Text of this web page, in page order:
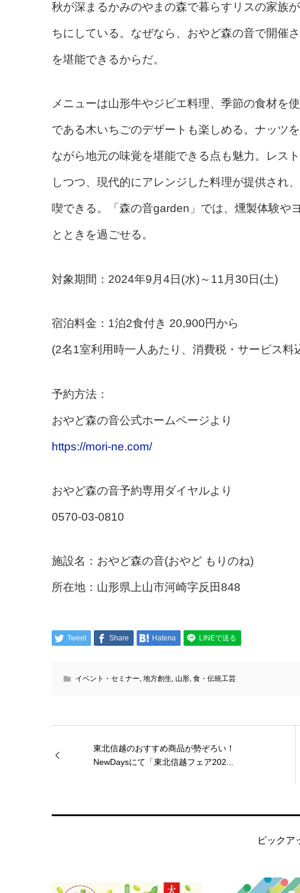
秋が深まるかみのやまの森で暮らすリスの家族
ちにしている。なぜなら、おやど森の音で開催
を堪能できるからだ。
メニューは山形牛やジビエ料理、季節の食材を
である木いちごのデザートも楽しめる。ナッツ
ながら地元の味覚を堪能できる点も魅力。レス
しつつ、現代的にアレンジした料理が提供され
喫できる。「森の音garden」では、燻製体験や
とときを過ごせる。
対象期間：2024年9月4日(水)～11月30日(土)
宿泊料金：1泊2食付き 20,900円から
(2名1室利用時一人あたり、消費税・サービス料
予約方法：
おやど森の音公式ホームページより
https://mori-ne.com/
おやど森の音予約専用ダイヤルより
0570-03-0810
施設名：おやど森の音(おやど もりのね)
所在地：山形県上山市河崎字反田848
Tweet Share Hatena LINEで送る
イベント・セミナー, 地方創生, 山形, 食・伝統工芸
東北信越のおすすめ商品が勢ぞろい！
NewDaysにて「東北信越フェア202...
ピックア